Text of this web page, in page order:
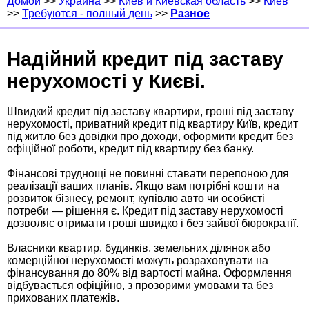
>> Требуются - полный день >> Разное
Надійний кредит під заставу
нерухомості у Києві.
Швидкий кредит під заставу квартири, гроші під заставу
нерухомості, приватний кредит під квартиру Київ, кредит
під житло без довідки про доходи, оформити кредит без
офіційної роботи, кредит під квартиру без банку.
Фінансові труднощі не повинні ставати перепоною для
реалізації ваших планів. Якщо вам потрібні кошти на
розвиток бізнесу, ремонт, купівлю авто чи особисті
потреби — рішення є. Кредит під заставу нерухомості
дозволяє отримати гроші швидко і без зайвої бюрократії.
Власники квартир, будинків, земельних ділянок або
комерційної нерухомості можуть розраховувати на
фінансування до 80% від вартості майна. Оформлення
відбувається офіційно, з прозорими умовами та без
прихованих платежів.